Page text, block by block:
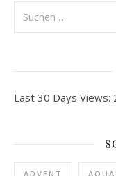
Last 30 Days Views:
ADVENT